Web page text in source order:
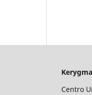
Kerygma
Centro